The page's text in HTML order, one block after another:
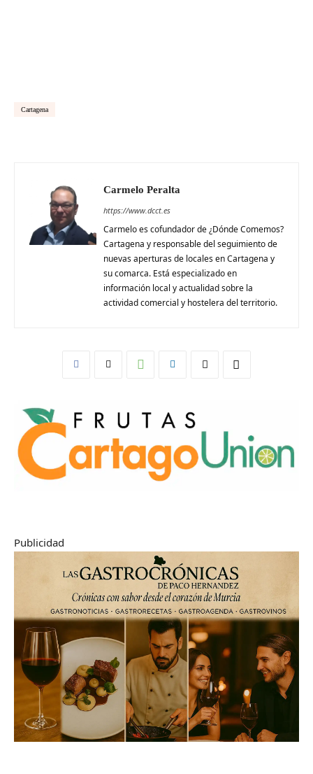
Cartagena
Carmelo Peralta
https://www.dcct.es
Carmelo es cofundador de ¿Dónde Comemos?
Cartagena y responsable del seguimiento de
nuevas aperturas de locales en Cartagena y
su comarca. Está especializado en
información local y actualidad sobre la
actividad comercial y hostelera del territorio.
Publicidad